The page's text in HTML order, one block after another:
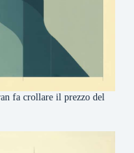
fa crollare il prezzo del